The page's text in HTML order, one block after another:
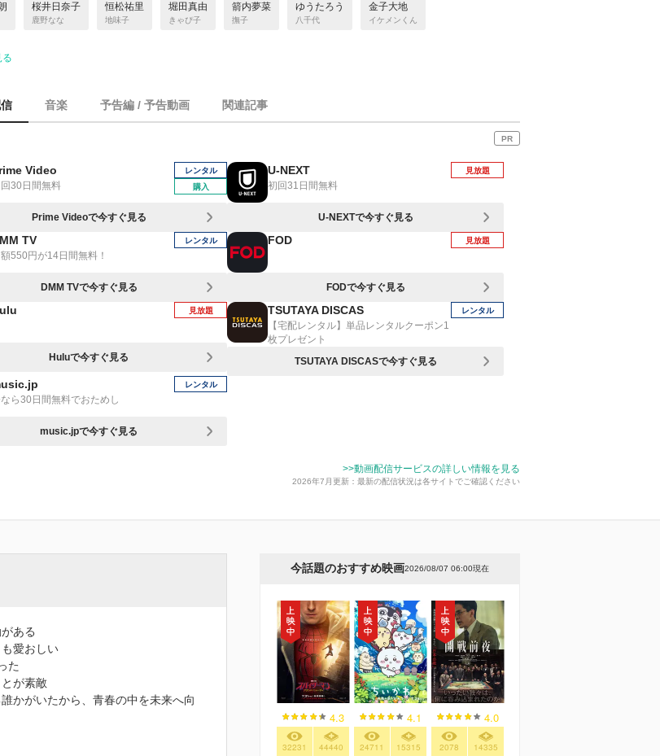
桜井日奈子
鹿野なな
恒松祐里
地味子
堀田真由
きゃぴ子
箭内夢菜
撫子
ゆうたろう
八千代
金子大地
イケメンくん
る
音楽 予告編 / 予告動画 関連記事
PR
Video
30日間無料
レンタル
購入
Prime Videoで今すぐ見る
U-NEXT
初回31日間無料
見放題
U-NEXTで今すぐ見る
TV
額550円が14日間無料！
レンタル
DMM TVで今すぐ見る
FOD 見放題
FODで今すぐ見る
見放題
Huluで今すぐ見る
TSUTAYA DISCAS
【宅配レンタル】単品レンタルクーポン1
枚プレゼント
レンタル
TSUTAYA DISCASで今すぐ見る
ら30日間無料でおためし
レンタル
music.jpで今すぐ見る
>>動画配信サービスの詳しい情報を見る
2026年7月更新：最新の配信状況は各サイトでご確認ください
ある
愛おしい
た
が素敵
かがいたから、青春の中を未来へ向
今話題のおすすめ映画2026/08/07 06:00現在
4.3
32231 44440
4.1
24711 15315
4.0
2078 14335